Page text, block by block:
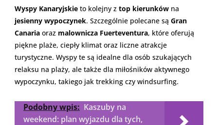
Wyspy Kanaryjskie to kolejny z top kierunków na
jesienny wypoczynek. Szczególnie polecane są Gran
Canaria oraz malownicza Fuerteventura, które oferują
piękne plaże, ciepły klimat oraz liczne atrakcje
turystyczne. Wyspy te są idealne dla osób szukających
relaksu na plaży, ale także dla miłośników aktywnego
wypoczynku, takiego jak trekking czy windsurfing.
Podobny wpis: Kaszuby na
weekend: plan wyjazdu dla tych,